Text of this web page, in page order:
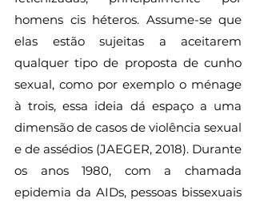
homens cis héteros. Assume-se que
elas estão sujeitas a aceitarem
qualquer tipo de proposta de cunho
sexual, como por exemplo o ménage
à trois, essa ideia dá espaço a uma
dimensão de casos de violência sexual
e de assédios (JAEGER, 2018). Durante
os anos 1980, com a chamada
epidemia da AIDs, pessoas bissexuais